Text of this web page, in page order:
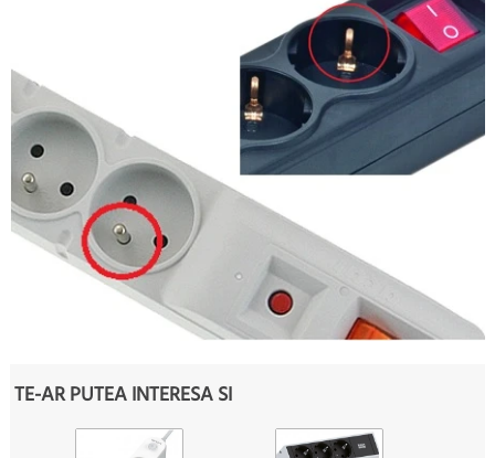
TE-AR PUTEA INTERESA SI